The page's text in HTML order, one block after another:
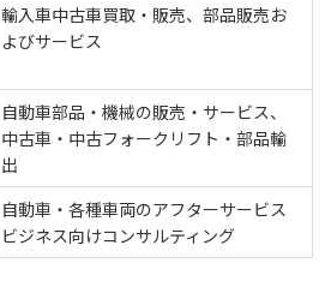
輸入車中古車買取・販売、部品販売お
よびサービス
自動車部品・機械の販売・サービス、
中古車・中古フォークリフト・部品輸
出
自動車・各種車両のアフターサービス
ビジネス向けコンサルティング